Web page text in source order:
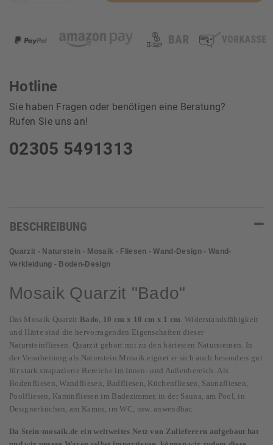
Hotline
Sie haben Fragen oder benötigen eine Beratung?
Rufen Sie uns an!
02305 5491313
BESCHREIBUNG
Quarzit - Naturstein - Mosaik - Fliesen - Wand-Design - Wand-
Verkleidung - Boden-Design
Mosaik Quarzit "Bado"
Das Mosaik Quarzit Bado 10 cm x 10 cm x 1 cm . Widerstandsfähigkeit
und Härte sind die hervorragenden Eigenschaften dieser
Natursteinfliesen. Quarzit gehört mit zu den härtesten Natursteinen. In
der Verarbeitung als Naturstein Mosaik eignet er sich auch besonders gut
für stark strapazierte Bereiche im Innen- und Außenbereich. Als
Bodenfliesen, Wandfliesen, Badfliesen, Küchenfliesen, Saunafliesen,
Poolfliesen, Kaminfliesen im Badezimmer, in der Sauna, am Pool, in
Designerküchen, am Kamin, im WC, usw. anwendbar.
Da Stein-mosaik.de ein weltweites Netz von Zulieferern aufgebaut hat